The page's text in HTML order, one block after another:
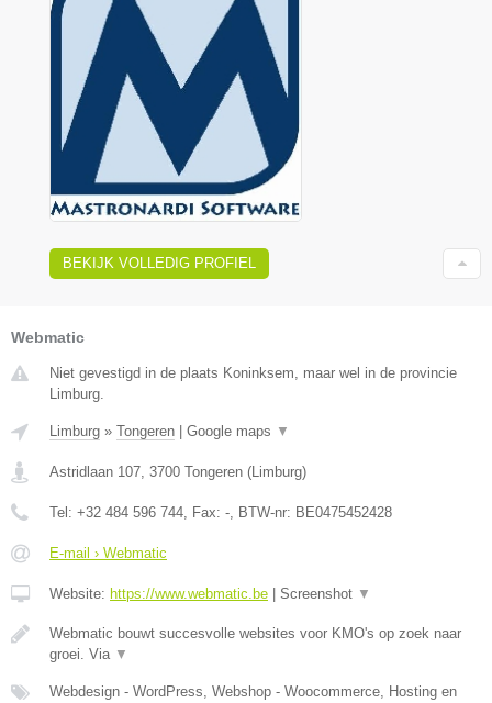
BEKIJK VOLLEDIG PROFIEL
Webmatic
Niet gevestigd in de plaats Koninksem, maar wel in de provincie
Limburg.
Limburg » Tongeren Google maps ▼
Astridlaan 107, 3700 Tongeren (Limburg)
Tel: +32 484 596 744, Fax: -, BTW-nr: BE0475452428
E-mail › Webmatic
Website: https://www.webmatic.be Screenshot ▼
Webmatic bouwt succesvolle websites voor KMO's op zoek naar
groei. Via ▼
Webdesign - WordPress, Webshop - Woocommerce, Hosting en